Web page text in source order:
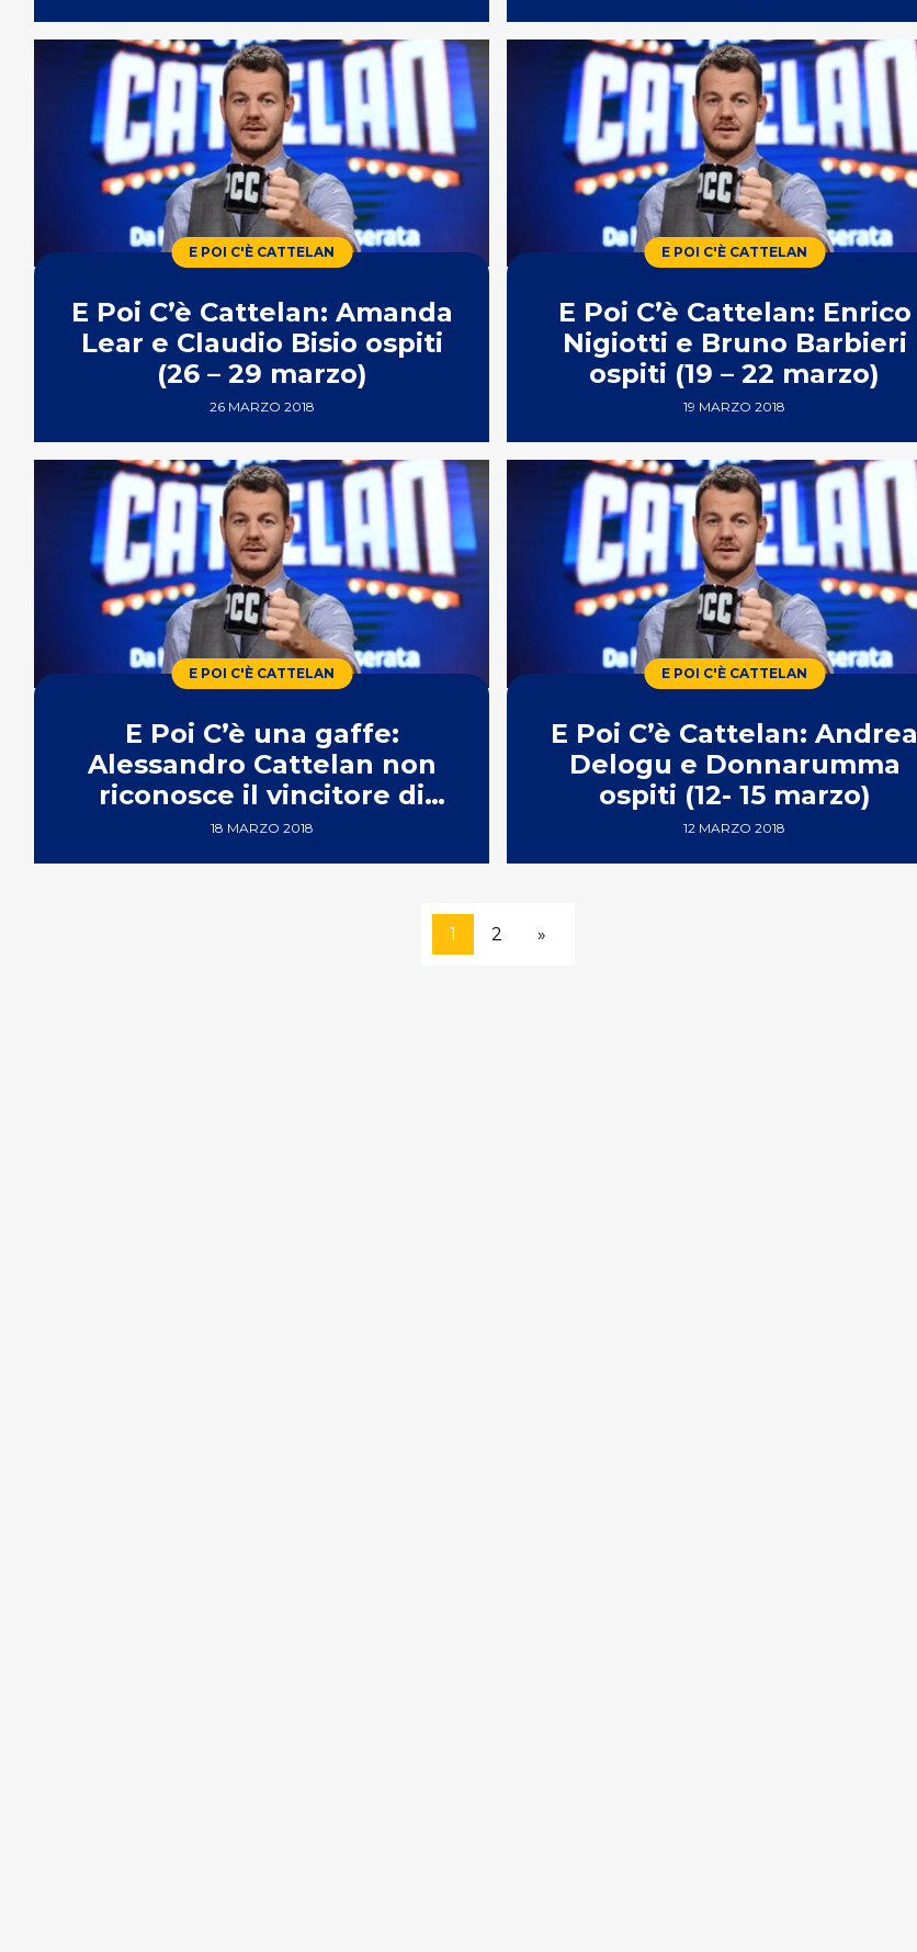
E POI C'È CATTELAN
E Poi C’è Cattelan: Amanda
Lear e Claudio Bisio ospiti
(26 – 29 marzo)
26 MARZO 2018
E POI C'È CATTELAN
E Poi C’è Cattelan: Enrico
Nigiotti e Bruno Barbieri
ospiti (19 – 22 marzo)
19 MARZO 2018
E POI C'È CATTELAN
E Poi C’è una gaffe:
Alessandro Cattelan non
riconosce il vincitore di
Masterchef 3
18 MARZO 2018
E POI C'È CATTELAN
E Poi C’è Cattelan: Andrea
Delogu e Donnarumma
ospiti (12- 15 marzo)
12 MARZO 2018
1 2 »